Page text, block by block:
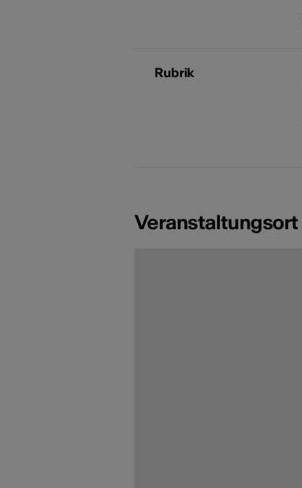
Rubrik
Veranstaltungsort